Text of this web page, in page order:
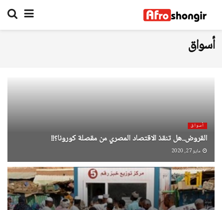
أسواق
أسواق
القروض..هل تنقذ الاقتصاد المصري من مقصلة كورونا؟!!
مايو 27, 2020